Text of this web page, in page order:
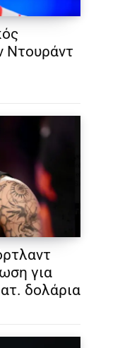
Ντουράντ
για
δολάρια